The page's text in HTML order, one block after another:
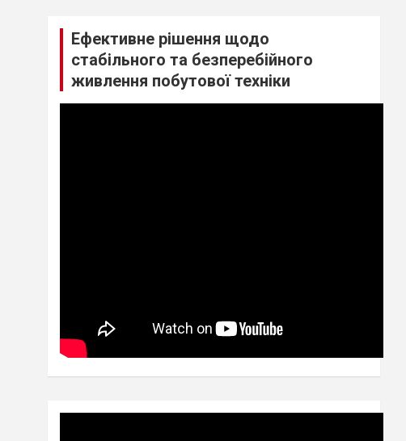
Ефективне рішення щодо
стабільного та безперебійного
живлення побутової техніки